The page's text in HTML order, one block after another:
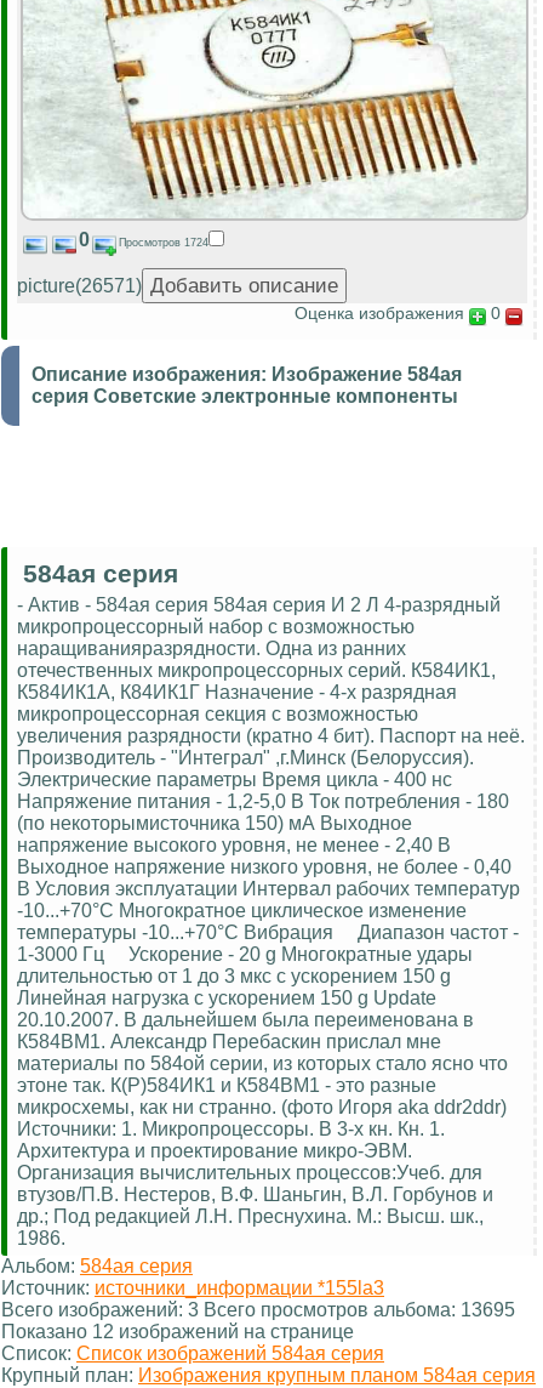
0 Просмотров 1724
picture(26571)
Оценка изображения 0
Описание изображения: Изображение 584ая
серия Советские электронные компоненты
584ая серия
- Актив - 584ая серия 584ая серия И 2 Л 4-разрядный
микропроцессорный набор с возможностью
наращиванияразрядности. Одна из ранних
отечественных микропроцессорных серий. К584ИК1,
К584ИК1А, К84ИК1Г Назначение - 4-х разрядная
микропроцессорная секция с возможностью
увеличения разрядности (кратно 4 бит). Паспорт на неё.
Производитель - "Интеграл" ,г.Минск (Белоруссия).
Электрические параметры Время цикла - 400 нс
Напряжение питания - 1,2-5,0 В Ток потребления - 180
(по некоторымисточника 150) мА Выходное
напряжение высокого уровня, не менее - 2,40 В
Выходное напряжение низкого уровня, не более - 0,40
В Условия эксплуатации Интервал рабочих температур
-10...+70°С Многократное циклическое изменение
температуры -10...+70°С Вибрация Диапазон частот -
1-3000 Гц Ускорение - 20 g Многократные удары
длительностью от 1 до 3 мкс с ускорением 150 g
Линейная нагрузка с ускорением 150 g Update
20.10.2007. В дальнейшем была переименована в
К584ВМ1. Александр Перебаскин прислал мне
материалы по 584ой серии, из которых стало ясно что
этоне так. К(Р)584ИК1 и К584ВМ1 - это разные
микросхемы, как ни странно. (фото Игоря aka ddr2ddr)
Источники: 1. Микропроцессоры. В 3-х кн. Кн. 1.
Архитектура и проектирование микро-ЭВМ.
Организация вычислительных процессов:Учеб. для
втузов/П.В. Нестеров, В.Ф. Шаньгин, В.Л. Горбунов и
др.; Под редакцией Л.Н. Преснухина. М.: Высш. шк.,
1986.
Альбом: 584ая серия
Источник: источники_информации *155la3
Всего изображений: 3 Всего просмотров альбома: 13695
Показано 12 изображений на странице
Список: Список изображений 584ая серия
Крупный план: Изображения крупным планом 584ая серия